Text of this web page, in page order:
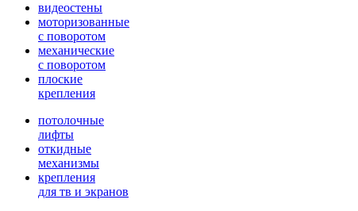
видеостены
моторизованные
с поворотом
механические
с поворотом
плоские
крепления
потолочные
лифты
откидные
механизмы
крепления
для тв и экранов